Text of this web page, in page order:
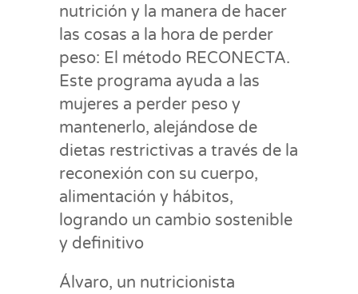
nutrición y la manera de hacer
las cosas a la hora de perder
peso: El método RECONECTA.
Este programa ayuda a las
mujeres a perder peso y
mantenerlo, alejándose de
dietas restrictivas a través de la
reconexión con su cuerpo,
alimentación y hábitos,
logrando un cambio sostenible
y definitivo
Álvaro, un nutricionista